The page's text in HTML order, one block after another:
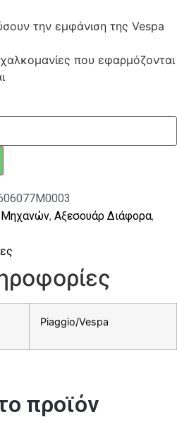
την εμφάνιση της Vespa
που εφαρμόζονται
Μηχανών, Αξεσουάρ Διάφορα,
Piaggio/Vespa
προϊόν